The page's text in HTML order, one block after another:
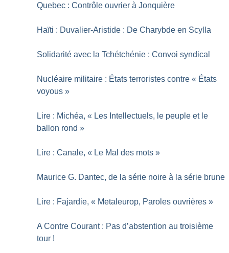
Quebec : Contrôle ouvrier à Jonquière
Haïti : Duvalier-Aristide : De Charybde en Scylla
Solidarité avec la Tchétchénie : Convoi syndical
Nucléaire militaire : États terroristes contre « États
voyous »
Lire : Michéa, « Les Intellectuels, le peuple et le
ballon rond »
Lire : Canale, « Le Mal des mots »
Maurice G. Dantec, de la série noire à la série brune
Lire : Fajardie, « Metaleurop, Paroles ouvrières »
A Contre Courant : Pas d’abstention au troisième
tour !